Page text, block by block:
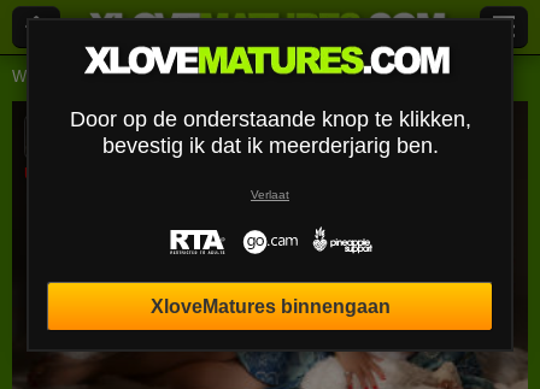
Webcams Lives Rijpe vrouwen Sophialaur
SophiaLaur
Uitloggen
Door op de onderstaande knop te klikken,
bevestig ik dat ik meerderjarig ben.
Verlaat
XloveMatures binnengaan